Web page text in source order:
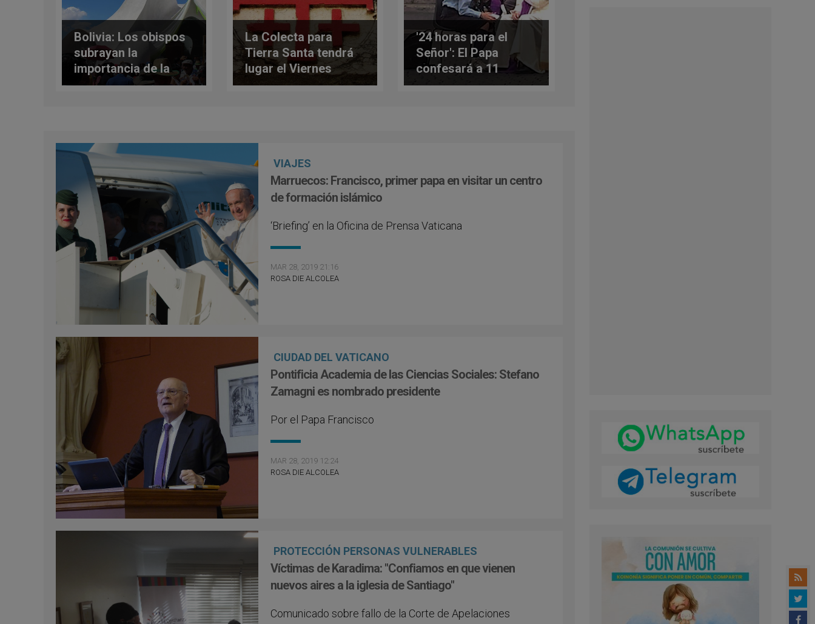
Bolivia: Los obispos
subrayan la
importancia de la
libertad religiosa
La Colecta para
Tierra Santa tendrá
lugar el Viernes
Santo, 19 de abril de
'24 horas para el
Señor': El Papa
confesará a 11
personas en la
VIAJES
Marruecos: Francisco, primer papa en visitar un centro
de formación islámico
‘Briefing’ en la Oficina de Prensa Vaticana
MAR 28, 2019 21:16
ROSA DIE ALCOLEA
CIUDAD DEL VATICANO
Pontificia Academia de las Ciencias Sociales: Stefano
Zamagni es nombrado presidente
Por el Papa Francisco
MAR 28, 2019 12:24
ROSA DIE ALCOLEA
PROTECCIÓN PERSONAS VULNERABLES
Víctimas de Karadima: "Confiamos en que vienen
nuevos aires a la iglesia de Santiago"
Comunicado sobre fallo de la Corte de Apelaciones